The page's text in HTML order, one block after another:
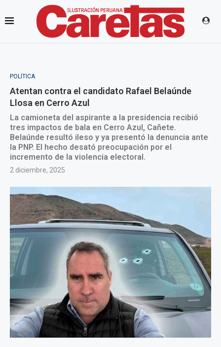
POLÍTICA
Atentan contra el candidato Rafael Belaúnde
Llosa en Cerro Azul
La camioneta del aspirante a la presidencia recibió
tres impactos de bala en Cerro Azul, Cañete.
Belaúnde resultó ileso y ya presentó la denuncia ante
la PNP. El hecho desató preocupación por el
incremento de la violencia electoral.
2 diciembre, 2025